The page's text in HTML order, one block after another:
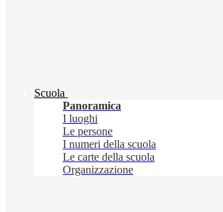
Scuola
Panoramica
I luoghi
Le persone
I numeri della scuola
Le carte della scuola
Organizzazione